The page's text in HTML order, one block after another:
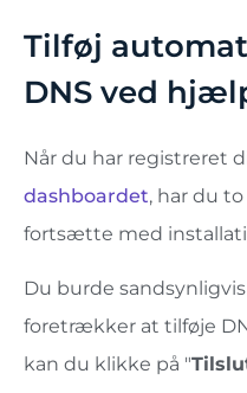
Tilføj
DNS ved
Når du har registreret
dashboardet, har du
fortsætte med
Du burde
foretrækker at tilføje
kan du klikke på "